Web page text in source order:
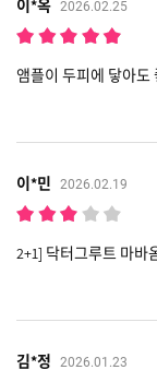
이*옥 2026.02.25
앰플이 두피에 닿아도
이*민 2026.02.19
2+1] 닥터그루트 마바
김*정 2026.01.23